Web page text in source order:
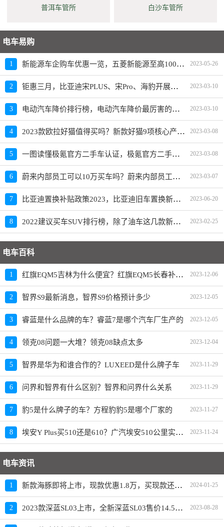
普洱车管所 白沙车管所
电车易购
1 新能源车企购车优惠一览，五菱新能源至高10000元限时补贴 2023-05-26
2 钜惠三月，比亚迪宋PLUS、宋Pro、海豹开展限时优惠活动 2023-03-10
3 电动汽车降价排行榜，电动汽车降价最厉害的品牌是？ 2023-03-10
4 2023款欧拉好猫值得买吗？新款好猫9项核心产品力重磅升级 2023-03-08
5 一图读懂极氪官方二手车认证，极氪官方二手车入口上线 2023-03-08
6 蔚来内部员工可以10万买车吗？蔚来内部员工爆料 2023-03-07
7 比亚迪置换补贴政策2023，比亚迪旧车置换新车价格表 2023-06-20
8 2022建议买车SUV排行榜，除了油车这几款新能源SUV也建议买 2023-02-25
电车百科
1 红旗EQM5吉林为什么便宜？红旗EQM5长春补贴政策 2023-12-06
2 智界S9最新消息，智界S9价格预计多少 2023-12-05
3 睿蓝是什么品牌的车？睿蓝7是哪个汽车厂生产的 2023-12-05
4 领克08问题一大堆？领克08缺点太多 2023-12-04
5 智界是华为和谁合作的？LUXEED是什么牌子车 2023-11-29
6 问界和智界有什么区别？智界和问界什么关系 2023-11-29
7 豹5是什么牌子的车？方程豹豹5是哪个厂家的 2023-11-27
8 埃安Y Plus买510还是610？广汽埃安510公里实际跑多远 2023-11-24
电车资讯
1 新款海豚即将上市，现款优惠1.8万，买现款还是再等等 2024-01-25
2 2023款深蓝SL03上市，全新深蓝SL03售价14.59-19.19万元 2023-08-28